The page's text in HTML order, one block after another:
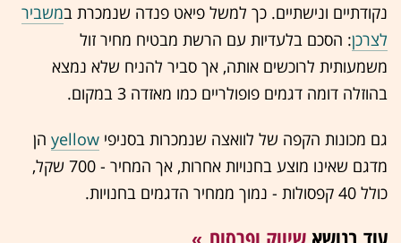
נקודתיים ונישתיים. כך למשל פיאט פנדה שנמכרת במשביר
לצרכן: הסכם בלעדיות עם הרשת מבטיח מחיר זול
משמעותית לרוכשים אותה, אך סביר להניח שלא נמצא
בהוזלה דומה דגמים פופולריים כמו מאזדה 3 במקום.
גם מכונות הקפה של לוואצה שנמכרות בסניפי yellow הן
מדגם שאינו מוצע בחנויות אחרות, אך המחיר - 700 שקל,
כולל 40 קפסולות - נמוך ממחיר הדגמים בחנויות.